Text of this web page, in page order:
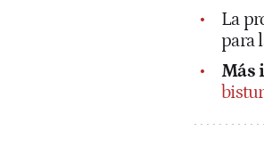
La
para
Más